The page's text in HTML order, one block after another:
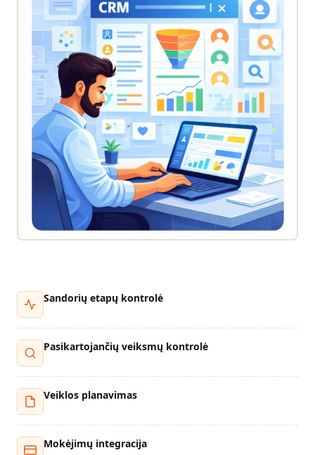
Sandorių etapų kontrolė
Pasikartojančių veiksmų kontrolė
Veiklos planavimas
Mokėjimų integracija